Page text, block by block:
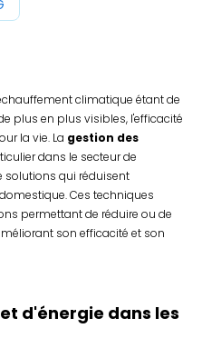
climatique étant de
plus en plus visibles, l'efficacité
la vie. La gestion des
dans le secteur de
solutions qui réduisent
Ces techniques
permettant de réduire ou de
son efficacité et son
d'énergie dans les